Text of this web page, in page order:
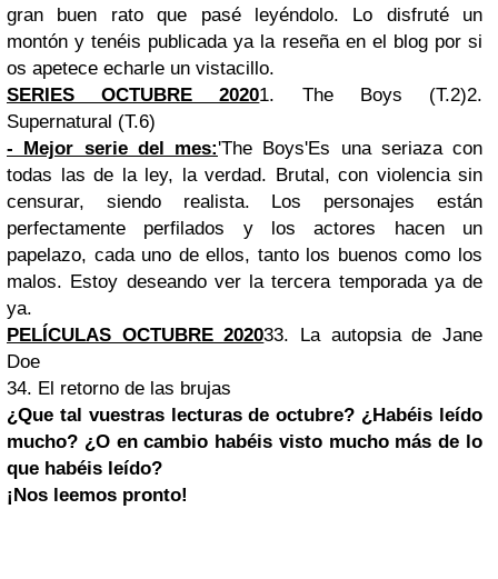
gran buen rato que pasé leyéndolo. Lo disfruté un
montón y tenéis publicada ya la reseña en el blog por si
os apetece echarle un vistacillo.
SERIES OCTUBRE 20201. The Boys (T.2)2.
Supernatural (T.6)
- Mejor serie del mes:'The Boys'Es una seriaza con
todas las de la ley, la verdad. Brutal, con violencia sin
censurar, siendo realista. Los personajes están
perfectamente perfilados y los actores hacen un
papelazo, cada uno de ellos, tanto los buenos como los
malos. Estoy deseando ver la tercera temporada ya de
ya.
PELÍCULAS OCTUBRE 202033. La autopsia de Jane
Doe
34. El retorno de las brujas
¿Que tal vuestras lecturas de octubre? ¿Habéis leído
mucho? ¿O en cambio habéis visto mucho más de lo
que habéis leído?
¡Nos leemos pronto!